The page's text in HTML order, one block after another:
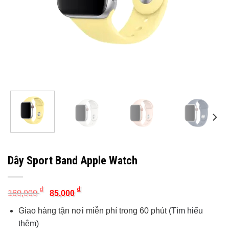
Dây Sport Band Apple Watch
160,000₫
Original
price
was:
160,000 ₫.
85,000 ₫Current
is:
85,000 ₫.
Giao hàng tận nơi miễn phí trong 60 phút (Tìm hiểu
thêm)